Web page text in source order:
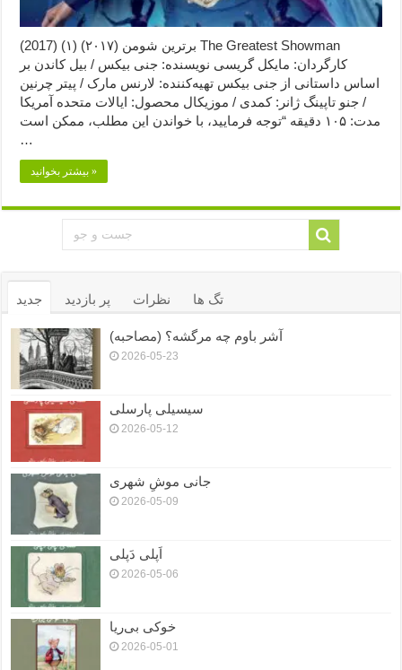
برترین شومن (۲۰۱۷) (۱) (2017) The Greatest Showman
کارگردان: مایکل گریسی نویسنده: جنی بیکس / بیل کاندن بر
اساس داستانی از جنی بیکس تهیه‌کننده: لارنس مارک / پیتر چرنین
/ جنو تاپینگ ژانر: کمدی / موزیکال محصول: ایالات متحده آمریکا
مدت: ۱۰۵ دقیقه “توجه فرمایید،‌ با خواندن این مطلب، ممکن است
…
بیشتر بخوانید »
جدید پر بازدید نظرات تگ ها
آشر باوم چه مرگشه؟ (مصاحبه)
2026-05-23
سیسیلی پارسلی
2026-05-12
جانی موشِ شهری
2026-05-09
اَپلی دَپلی
2026-05-06
خوکی بی‌ریا
2026-05-01